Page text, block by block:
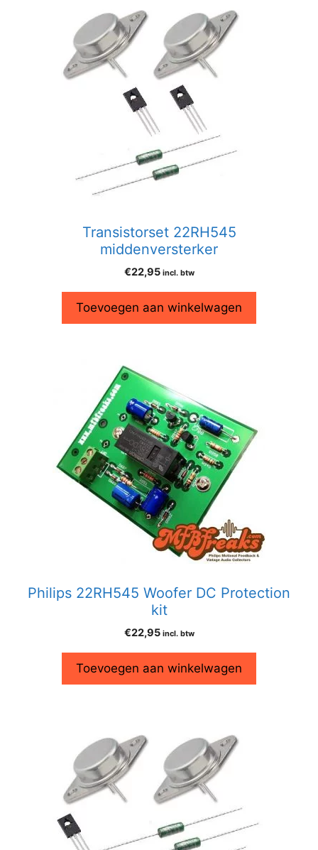
Transistorset 22RH545
middenversterker
€22,95 incl. btw
Toevoegen aan winkelwagen
Philips 22RH545 Woofer DC Protection
kit
€22,95 incl. btw
Toevoegen aan winkelwagen